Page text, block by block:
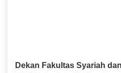
Dekan Fakultas Syariah